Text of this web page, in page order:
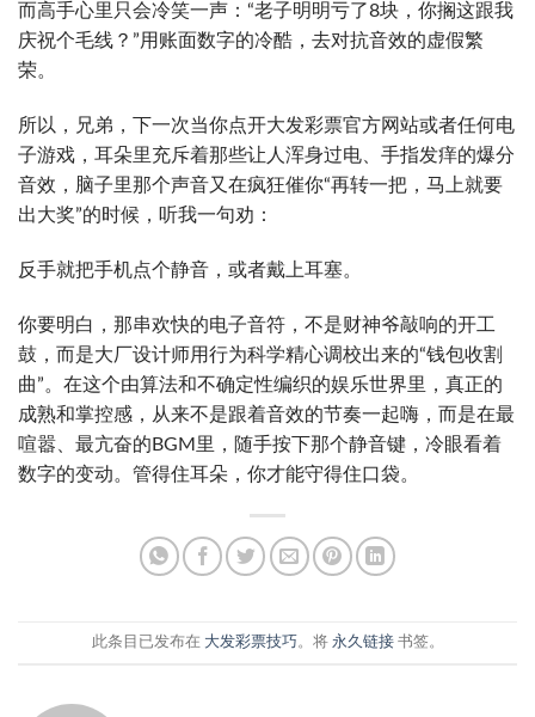
而高手心里只会冷笑一声：“老子明明亏了8块，你搁这跟我
庆祝个毛线？”用账面数字的冷酷，去对抗音效的虚假繁
荣。
所以，兄弟，下一次当你点开大发彩票官方网站或者任何电
子游戏，耳朵里充斥着那些让人浑身过电、手指发痒的爆分
音效，脑子里那个声音又在疯狂催你“再转一把，马上就要
出大奖”的时候，听我一句劝：
反手就把手机点个静音，或者戴上耳塞。
你要明白，那串欢快的电子音符，不是财神爷敲响的开工
鼓，而是大厂设计师用行为科学精心调校出来的“钱包收割
曲”。在这个由算法和不确定性编织的娱乐世界里，真正的
成熟和掌控感，从来不是跟着音效的节奏一起嗨，而是在最
喧嚣、最亢奋的BGM里，随手按下那个静音键，冷眼看着
数字的变动。管得住耳朵，你才能守得住口袋。
此条目已发布在 大发彩票技巧 。将 永久链接书签。